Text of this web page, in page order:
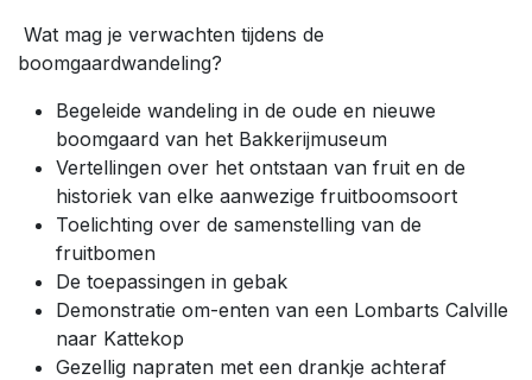
Wat mag je verwachten tijdens de
boomgaardwandeling?
Begeleide wandeling in de oude en nieuwe
boomgaard van het Bakkerijmuseum
Vertellingen over het ontstaan van fruit en de
historiek van elke aanwezige fruitboomsoort
Toelichting over de samenstelling van de
fruitbomen
De toepassingen in gebak
Demonstratie om-enten van een Lombarts Calville
naar Kattekop
Gezellig napraten met een drankje achteraf